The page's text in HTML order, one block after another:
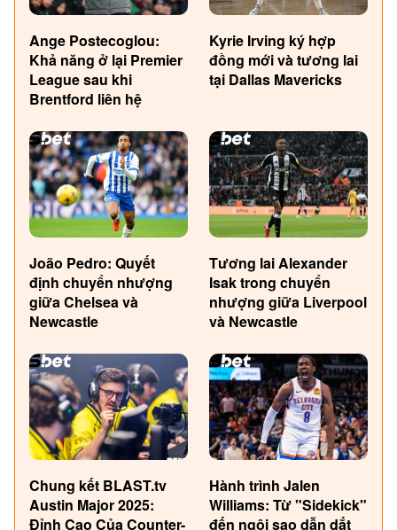
Ange Postecoglou:
Khả năng ở lại Premier
League sau khi
Brentford liên hệ
Kyrie Irving ký hợp
đồng mới và tương lai
tại Dallas Mavericks
João Pedro: Quyết
định chuyển nhượng
giữa Chelsea và
Newcastle
Tương lai Alexander
Isak trong chuyển
nhượng giữa Liverpool
và Newcastle
Chung kết BLAST.tv
Austin Major 2025:
Đỉnh Cao Của Counter-
Hành trình Jalen
Williams: Từ "Sidekick"
đến ngôi sao dẫn dắt